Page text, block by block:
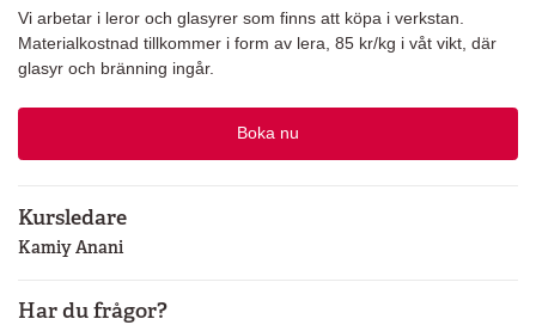
Vi arbetar i leror och glasyrer som finns att köpa i verkstan.
Materialkostnad tillkommer i form av lera, 85 kr/kg i våt vikt, där
glasyr och bränning ingår.
Boka nu
Kursledare
Kamiy Anani
Har du frågor?